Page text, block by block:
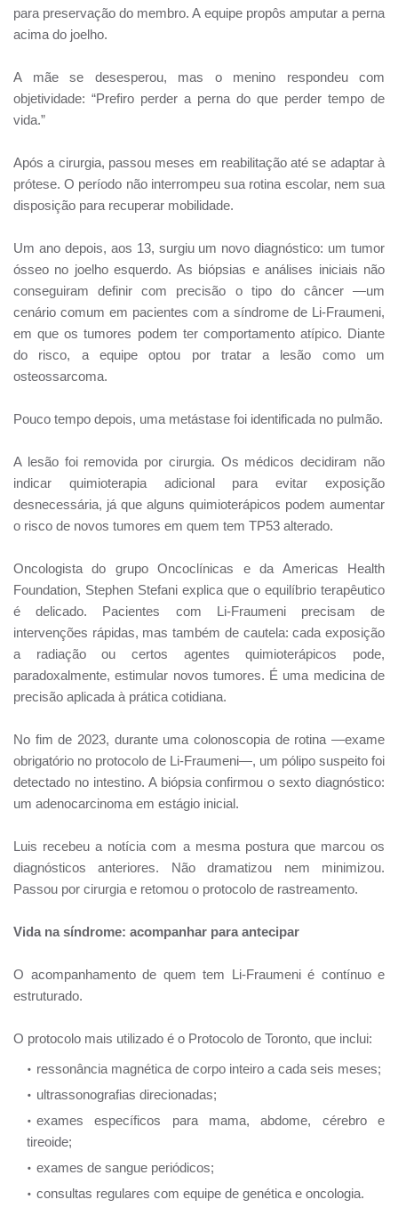
para preservação do membro. A equipe propôs amputar a perna
acima do joelho.
A mãe se desesperou, mas o menino respondeu com
objetividade: “Prefiro perder a perna do que perder tempo de
vida.”
Após a cirurgia, passou meses em reabilitação até se adaptar à
prótese. O período não interrompeu sua rotina escolar, nem sua
disposição para recuperar mobilidade.
Um ano depois, aos 13, surgiu um novo diagnóstico: um tumor
ósseo no joelho esquerdo. As biópsias e análises iniciais não
conseguiram definir com precisão o tipo do câncer —um
cenário comum em pacientes com a síndrome de Li-Fraumeni,
em que os tumores podem ter comportamento atípico. Diante
do risco, a equipe optou por tratar a lesão como um
osteossarcoma.
Pouco tempo depois, uma metástase foi identificada no pulmão.
A lesão foi removida por cirurgia. Os médicos decidiram não
indicar quimioterapia adicional para evitar exposição
desnecessária, já que alguns quimioterápicos podem aumentar
o risco de novos tumores em quem tem TP53 alterado.
Oncologista do grupo Oncoclínicas e da Americas Health
Foundation, Stephen Stefani explica que o equilíbrio terapêutico
é delicado. Pacientes com Li-Fraumeni precisam de
intervenções rápidas, mas também de cautela: cada exposição
a radiação ou certos agentes quimioterápicos pode,
paradoxalmente, estimular novos tumores. É uma medicina de
precisão aplicada à prática cotidiana.
No fim de 2023, durante uma colonoscopia de rotina —exame
obrigatório no protocolo de Li-Fraumeni—, um pólipo suspeito foi
detectado no intestino. A biópsia confirmou o sexto diagnóstico:
um adenocarcinoma em estágio inicial.
Luis recebeu a notícia com a mesma postura que marcou os
diagnósticos anteriores. Não dramatizou nem minimizou.
Passou por cirurgia e retomou o protocolo de rastreamento.
Vida na síndrome: acompanhar para antecipar
O acompanhamento de quem tem Li-Fraumeni é contínuo e
estruturado.
O protocolo mais utilizado é o Protocolo de Toronto, que inclui:
ressonância magnética de corpo inteiro a cada seis meses;
ultrassonografias direcionadas;
exames específicos para mama, abdome, cérebro e
tireoide;
exames de sangue periódicos;
consultas regulares com equipe de genética e oncologia.